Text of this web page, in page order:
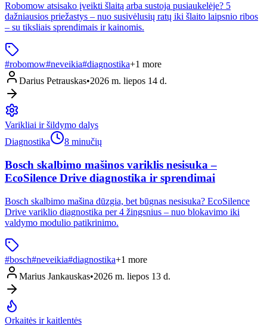
Robomow atsisako įveikti šlaitą arba sustoja pusiaukelėje? 5
dažniausios priežastys – nuo susivėlusių ratų iki šlaito laipsnio ribos
– su tiksliais sprendimais ir kainomis.
#robomow#neveikia#diagnostika+1 more
Darius Petrauskas•2026 m. liepos 14 d.
Varikliai ir šildymo dalys
Diagnostika
8 minučių
Bosch skalbimo mašinos variklis nesisuka –
EcoSilence Drive diagnostika ir sprendimai
Bosch skalbimo mašina dūzgia, bet būgnas nesisuka? EcoSilence
Drive variklio diagnostika per 4 žingsnius – nuo blokavimo iki
valdymo modulio patikrinimo.
#bosch#neveikia#diagnostika+1 more
Marius Jankauskas•2026 m. liepos 13 d.
Orkaitės ir kaitlentės